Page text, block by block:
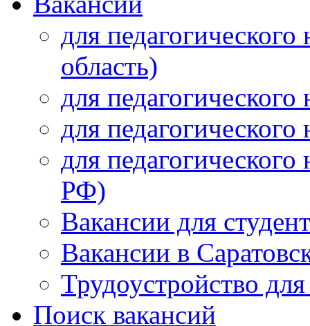
для
область)
для
для
для
РФ)
Вакансии для
Вакансии в
Трудоустройство
Поиск вакансий